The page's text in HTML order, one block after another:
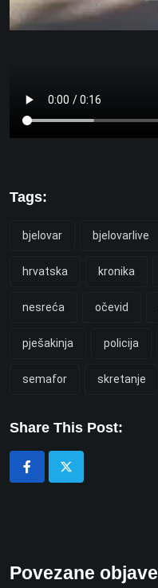
Tags:
bjelovar bjelovarlive
hrvatska kronika
nesreća očevid
pješakinja policija
semafor skretanje
Share This Post:
Povezane objave